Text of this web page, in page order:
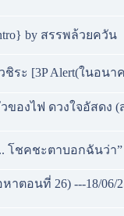
by สรรพล้วยควัน
ะ [3P Alert(ในอนาค
ของไฟ ดวงใจอัสดง
... โชคชะตาบอกฉันว่า”
ตอนที่ 26) ---18/06/